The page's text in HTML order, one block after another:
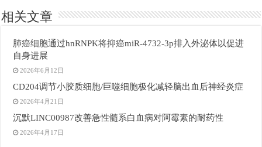
相关文章
肺癌细胞通过hnRNPK将抑癌miR-4732-3p排入外泌体以促进
自身进展
2026年6月12日
CD204调节小胶质细胞/巨噬细胞极化减轻脑出血后神经炎症
2026年4月21日
沉默LINC00987改善急性髓系白血病对阿霉素的耐药性
2026年4月17日